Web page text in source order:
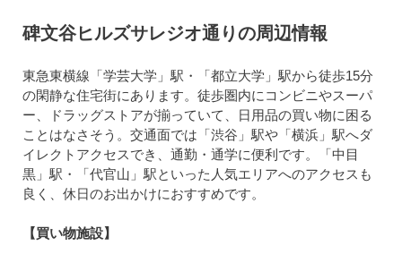
碑文谷ヒルズサレジオ通りの周辺情報
東急東横線「学芸大学」駅・「都立大学」駅から徒歩15分
の閑静な住宅街にあります。徒歩圏内にコンビニやスーパ
ー、ドラッグストアが揃っていて、日用品の買い物に困る
ことはなさそう。交通面では「渋谷」駅や「横浜」駅へダ
イレクトアクセスでき、通勤・通学に便利です。「中目
黒」駅・「代官山」駅といった人気エリアへのアクセスも
良く、休日のお出かけにおすすめです。
【買い物施設】